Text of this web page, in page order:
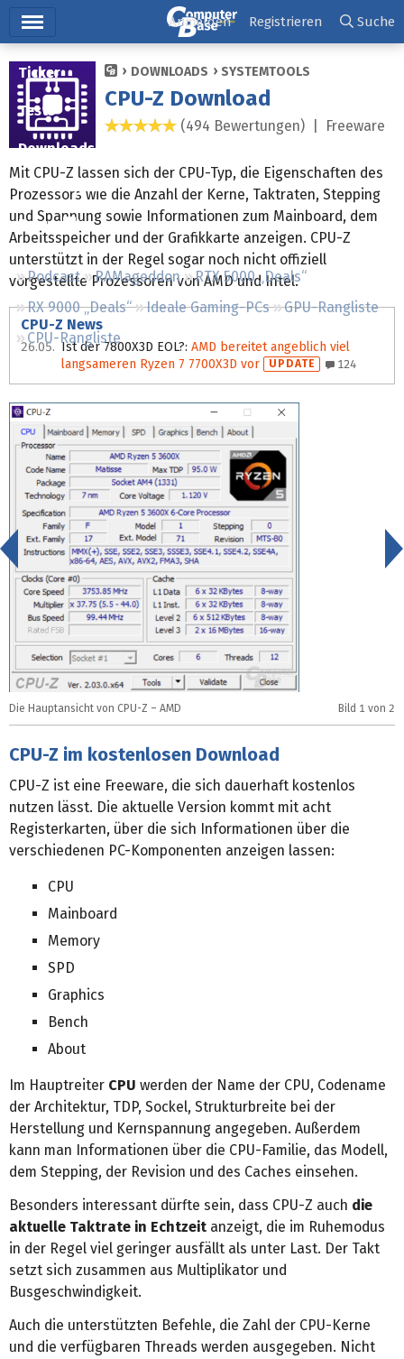
Ticker
Tests
Downloads
Forum
Podcast RAMageddon
RTX 5000 „Deals“
RX 9000 „Deals“
Ideale Gaming-PCs
GPU-Rangliste
CPU-Rangliste
Anmelden Registrieren Suche
DOWNLOADS SYSTEMTOOLS
CPU-Z Download
4,8 Sterne
(494 Bewertungen) | Freeware
Mit CPU-Z lassen sich der CPU-Typ, die Eigenschaften des
Prozessors wie die Anzahl der Kerne, Taktraten, Stepping
und Spannung sowie Informationen zum Mainboard, dem
Arbeitsspeicher und der Grafikkarte anzeigen. CPU-Z
unterstützt in der Regel sogar noch nicht offiziell
vorgestellte Prozessoren von AMD und Intel.
CPU-Z News
26.05. Ist der 7800X3D EOL?: AMD bereitet angeblich viel
langsameren Ryzen 7 7700X3D vor
UPDATE 124
Die Hauptansicht von CPU-Z – AMD Bild 1 von 2
<
CPU-Z im kostenlosen Download
CPU-Z ist eine Freeware, die sich dauerhaft kostenlos
nutzen lässt. Die aktuelle Version kommt mit acht
Registerkarten, über die sich Informationen über die
verschiedenen PC-Komponenten anzeigen lassen:
CPU
Mainboard
Memory
SPD
Graphics
Bench
About
Im Hauptreiter CPU werden der Name der CPU, Codename
der Architektur, TDP, Sockel, Strukturbreite bei der
Herstellung und Kernspannung angegeben. Außerdem
kann man Informationen über die CPU-Familie, das Modell,
dem Stepping, der Revision und des Caches einsehen.
Besonders interessant dürfte sein, dass CPU-Z auch die
aktuelle Taktrate in Echtzeit anzeigt, die im Ruhemodus
in der Regel viel geringer ausfällt als unter Last. Der Takt
setzt sich zusammen aus Multiplikator und
Busgeschwindigkeit.
Auch die unterstützten Befehle, die Zahl der CPU-Kerne
und die verfügbaren Threads werden ausgegeben. Nicht